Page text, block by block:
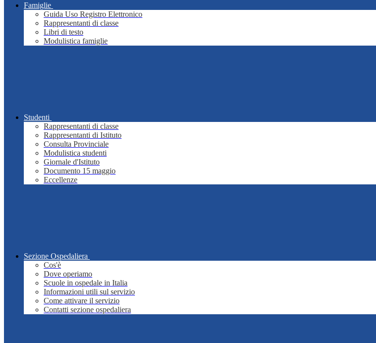
Famiglie
Guida Uso Registro Elettronico
Rappresentanti di classe
Libri di testo
Modulistica famiglie
Studenti
Rappresentanti di classe
Rappresentanti di Istituto
Consulta Provinciale
Modulistica studenti
Giornale d'Istituto
Documento 15 maggio
Eccellenze
Sezione Ospedaliera
Cos'è
Dove operiamo
Scuole in ospedale in Italia
Informazioni utili sul servizio
Come attivare il servizio
Contatti sezione ospedaliera